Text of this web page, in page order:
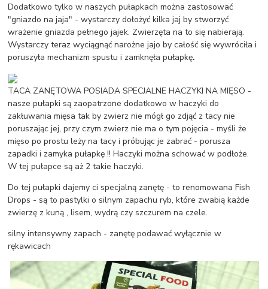
Dodatkowo tylko w naszych pułapkach można zastosować
"gniazdo na jaja" - wystarczy dołożyć kilka jaj by stworzyć
wrażenie gniazda pełnego jajek. Zwierzęta na to się nabierają.
Wystarczy teraz wyciągnąć narożne jajo by całość się wywróciła i
poruszyła mechanizm spustu i zamknęła pułapkę.
TACA ZANĘTOWA POSIADA SPECJALNE HACZYKI NA MIĘSO -
nasze pułapki są zaopatrzone dodatkowo w haczyki do
zakłuwania mięsa tak by zwierz nie mógł go zdjąć z tacy nie
poruszając jej, przy czym zwierz nie ma o tym pojęcia - myśli że
mięso po prostu leży na tacy i próbując je zabrać - porusza
zapadki i zamyka pułapkę !! Haczyki można schować w podłoże.
W tej pułapce są aż 2 takie haczyki.
Do tej pułapki dajemy ci specjalną zanętę - to renomowana Fish
Drops - są to pastylki o silnym zapachu ryb, które zwabią każde
zwierzę z kuną , lisem, wydrą czy szczurem na czele.
silny intensywny zapach - zanętę podawać wyłącznie w
rękawicach